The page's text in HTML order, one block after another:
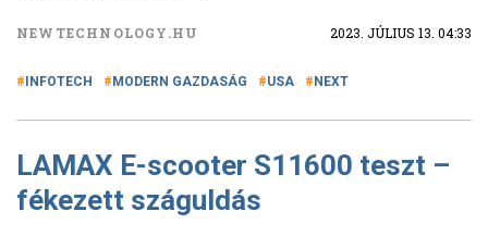
NEWTECHNOLOGY.HU 2023. JÚLIUS 13. 04:33
INFOTECH MODERN GAZDASÁG USA NEXT
LAMAX E-scooter S11600 teszt –
fékezett száguldás